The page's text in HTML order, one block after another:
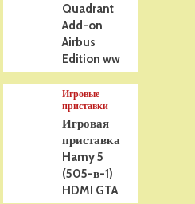
Quadrant
Add-on
Airbus
Edition ww
Игровые
приставки
Игровая
приставка
Hamy 5
(505-в-1)
HDMI GTA